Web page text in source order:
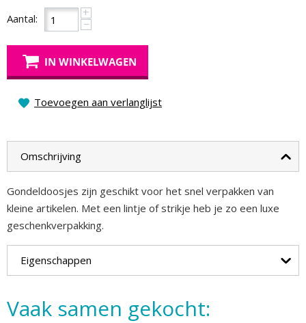
Aantal: +
−
IN WINKELWAGEN
Toevoegen aan verlanglijst
Omschrijving
Gondeldoosjes zijn geschikt voor het snel verpakken van
kleine artikelen. Met een lintje of strikje heb je zo een luxe
geschenkverpakking.
Eigenschappen
Vaak samen gekocht: